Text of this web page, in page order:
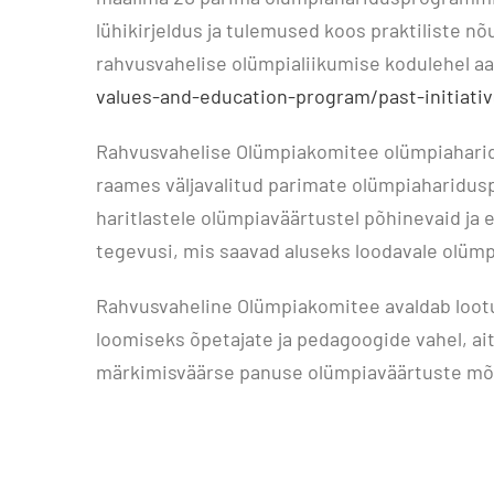
lühikirjeldus ja tulemused koos praktiliste
rahvusvahelise olümpialiikumise kodulehel
values-and-education-program/past-
Rahvusvahelise Olümpiakomitee
raames väljavalitud parimate
haritlastele olümpiaväärtustel põhinevaid ja
tegevusi, mis saavad aluseks loodavale
Rahvusvaheline Olümpiakomitee avaldab
loomiseks õpetajate ja pedagoogide vahel,
märkimisväärse panuse olümpiaväärtuste